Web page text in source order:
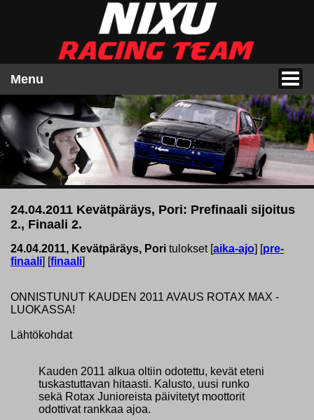
Menu
24.04.2011 Kevätpäräys, Pori: Prefinaali sijoitus
2., Finaali 2.
24.04.2011, Kevätpäräys, Pori tulokset [aika-ajo] [pre-
finaali] [finaali]
ONNISTUNUT KAUDEN 2011 AVAUS ROTAX MAX -
LUOKASSA!
Lähtökohdat
Kauden 2011 alkua oltiin odotettu, kevät eteni
tuskastuttavan hitaasti. Kalusto, uusi runko
sekä Rotax Junioreista päivitetyt moottorit
odottivat rankkaa ajoa.